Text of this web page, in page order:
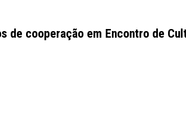
de cooperação em Encontro de